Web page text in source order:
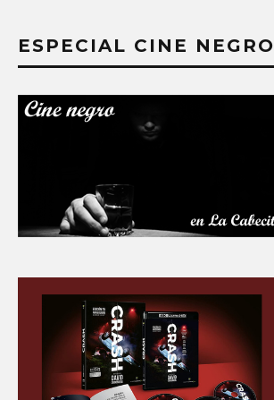
ESPECIAL CINE NEGRO